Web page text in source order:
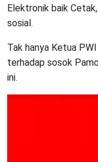
Elektronik baik
sosial.
Tak hanya Ketua
terhadap sosok
ini.